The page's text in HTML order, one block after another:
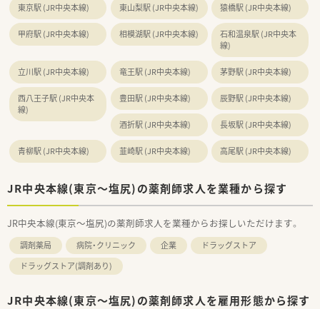
東京駅 (JR中央本線) 東山梨駅 (JR中央本線) 猿橋駅 (JR中央本線)
甲府駅 (JR中央本線) 相模湖駅 (JR中央本線)
石和温泉駅 (JR中央本
線)
立川駅 (JR中央本線) 竜王駅 (JR中央本線) 茅野駅 (JR中央本線)
西八王子駅 (JR中央本
線)
豊田駅 (JR中央本線) 辰野駅 (JR中央本線)
酒折駅 (JR中央本線) 長坂駅 (JR中央本線)
青柳駅 (JR中央本線) 韮崎駅 (JR中央本線) 高尾駅 (JR中央本線)
JR中央本線(東京～塩尻)の薬剤師求人を業種から探す
JR中央本線(東京～塩尻)の薬剤師求人を業種からお探しいただけます。
調剤薬局 病院・クリニック 企業
ドラッグストア
ドラッグストア(調剤あり)
JR中央本線(東京～塩尻)の薬剤師求人を雇用形態から探す